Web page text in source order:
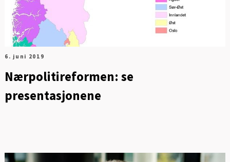
6. juni 2019
Nærpolitireformen: se
presentasjonene